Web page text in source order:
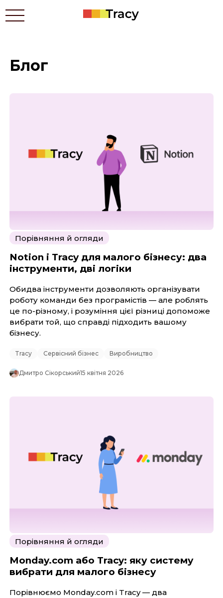
Блог
In English
Блог
Порівняння й огляди
Notion і Tracy для малого бізнесу: два
інструменти, дві логіки
Обидва інструменти дозволяють організувати
роботу команди без програмістів — але роблять
це по-різному, і розуміння цієї різниці допоможе
вибрати той, що справді підходить вашому
бізнесу.
Tracy Сервісний бізнес Виробництво
Дмитро Сікорський15 квітня 2026
Порівняння й огляди
Monday.com або Tracy: яку систему
вибрати для малого бізнесу
Порівнюємо Monday.com і Tracy — два